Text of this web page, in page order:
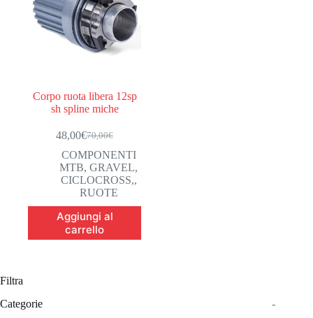
Corpo ruota libera 12sp
sh spline miche
70,00€
Il
prezzo
originale
era:
70,00€.
48,00€Il
prezzo
attuale
è:
48,00€.
COMPONENTI
MTB, GRAVEL,
CICLOCROSS,,
RUOTE
Aggiungi al
carrello
Filtra
Categorie
-